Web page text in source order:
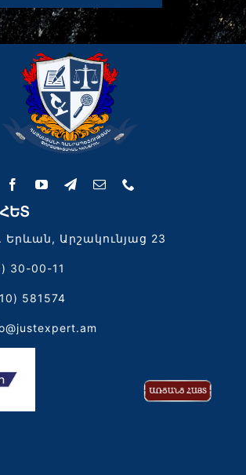
Երևան, Արշակունյաց 23
30-00-11
581574